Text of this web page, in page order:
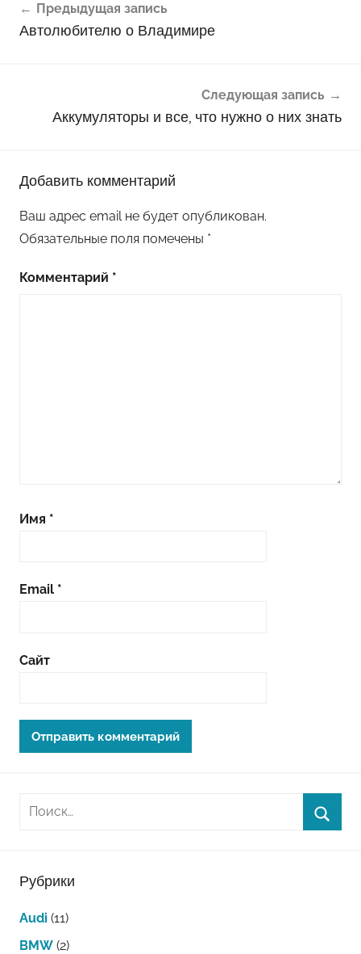
по
Предыдущая запись
Автолюбителю о Владимире
Следующая запись
Аккумуляторы и все, что нужно о них знать
Добавить комментарий
Ваш адрес email не будет опубликован.
Обязательные поля помечены *
Комментарий *
Имя *
Email *
Сайт
Рубрики
Audi (11)
BMW (2)